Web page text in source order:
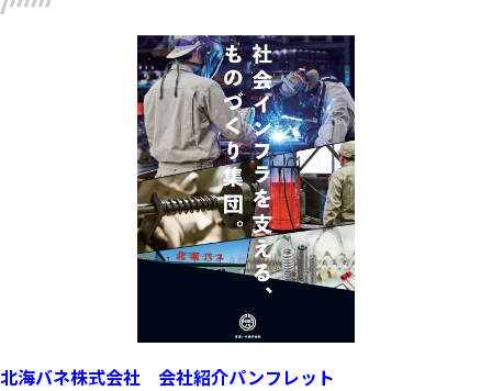
北海バネ株式会社 会社紹介パンフレット